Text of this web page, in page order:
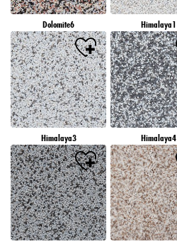
Dolomite6 Himalaya1
Himalaya3 Himalaya4